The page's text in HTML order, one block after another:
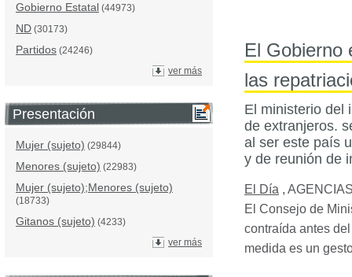
Gobierno Estatal (44973)
ND (30173)
Partidos (24246)
ver más
Presentación
Mujer (sujeto) (29844)
Menores (sujeto) (22983)
Mujer (sujeto);Menores (sujeto)
(18733)
Gitanos (sujeto) (4233)
ver más
El Gobierno
las
El ministerio del
de extranjeros.
al ser este país
y de reunión de
El Día ,
El Consejo de
contraída antes
medida es un